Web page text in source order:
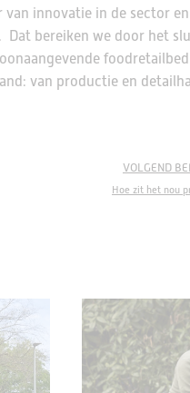
van innovatie in de sector en
bereiken we door het
van productie en
VOLGEND
Hoe zit het nou